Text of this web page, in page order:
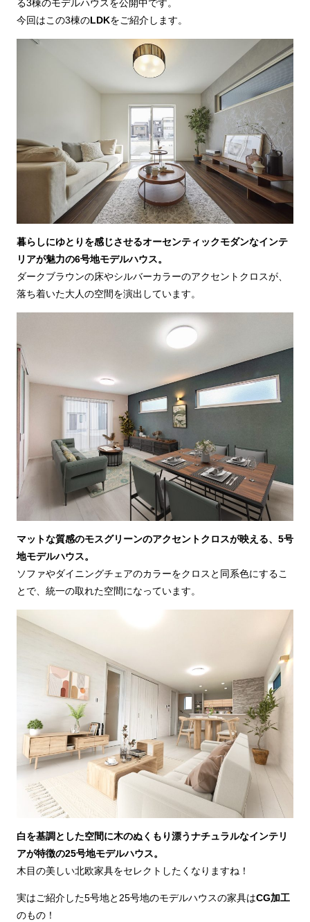
る3棟のモデルハウスを公開中です。
今回はこの3棟のLDKをご紹介します。
暮らしにゆとりを感じさせるオーセンティックモダンなインテ
リアが魅力の6号地モデルハウス。
ダークブラウンの床やシルバーカラーのアクセントクロスが、
落ち着いた大人の空間を演出しています。
マットな質感のモスグリーンのアクセントクロスが映える、5号
地モデルハウス。
ソファやダイニングチェアのカラーをクロスと同系色にするこ
とで、統一の取れた空間になっています。
白を基調とした空間に木のぬくもり漂うナチュラルなインテリ
アが特徴の25号地モデルハウス。
木目の美しい北欧家具をセレクトしたくなりますね！
実はご紹介した5号地と25号地のモデルハウスの家具はCG加工
のもの！